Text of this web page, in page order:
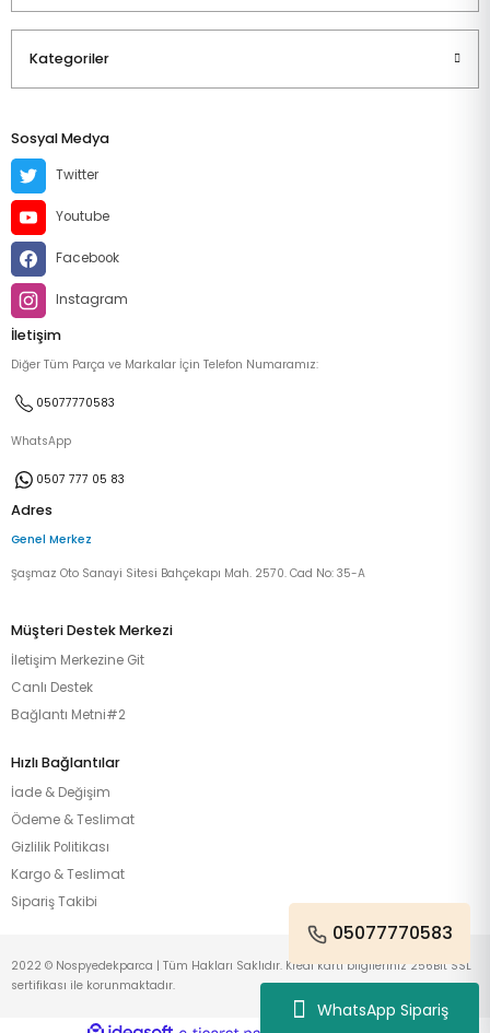
WhatsApp Sipariş
Kategoriler
Sosyal Medya
Twitter
Youtube
Facebook
Instagram
İletişim
Diğer Tüm Parça ve Markalar İçin Telefon Numaramız:
05077770583
WhatsApp
0507 777 05 83
Adres
Genel Merkez
Şaşmaz Oto Sanayi Sitesi Bahçekapı Mah. 2570. Cad No: 35-A
Müşteri Destek Merkezi
İletişim Merkezine Git
Canlı Destek
Bağlantı Metni#2
Hızlı Bağlantılar
İade & Değişim
Ödeme & Teslimat
Gizlilik Politikası
Kargo & Teslimat
Sipariş Takibi
05077770583
2022 © Nospyedekparca | Tüm Hakları Saklıdır. Kredi kartı bilgileriniz 256Bit SSL
sertifikası ile korunmaktadır.